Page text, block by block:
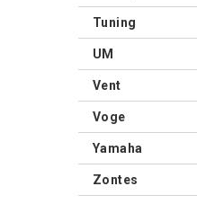
Tuning
UM
Vent
Voge
Yamaha
Zontes